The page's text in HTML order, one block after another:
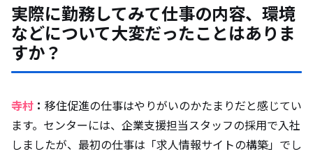
実際に勤務してみて仕事の内容、環境
などについて大変だったことはありま
すか？
寺村 ： 移住促進の仕事はやりがいのかたまりだと感じてい
ます。センターには、企業支援担当スタッフの採用で入社
しましたが、最初の仕事は「求人情報サイトの構築」でし